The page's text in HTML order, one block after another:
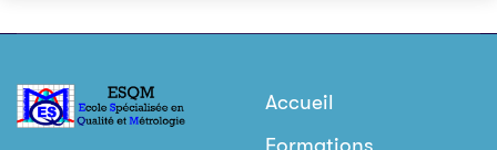
Accueil